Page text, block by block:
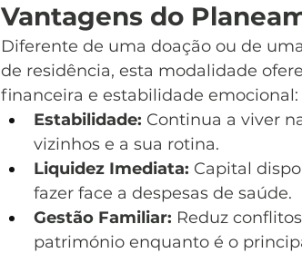
Vantagens do
Diferente de uma doação ou de
de residência, esta modalidade
financeira e estabilidade emocional:
Estabilidade: Continua a viver
vizinhos e a sua rotina.
Liquidez Imediata: Capital
fazer face a despesas de saúde.
Gestão Familiar: Reduz
património enquanto é o